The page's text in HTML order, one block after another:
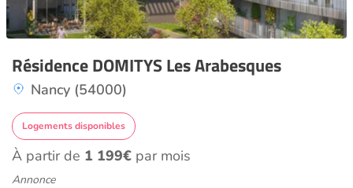
Résidence DOMITYS Les Arabesques
Nancy (54000)
Logements disponibles
À partir de 1 199€ par mois
Annonce